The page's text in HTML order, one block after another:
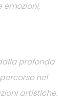
emozioni,
profonda
nel
artistiche.